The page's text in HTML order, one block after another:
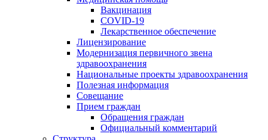
Вакцинация
COVID-19
Лекарственное обеспечение
Лицензирование
Модернизация первичного звена
здравоохранения
Национальные проекты здравоохранения
Полезная информация
Совещание
Прием граждан
Обращения граждан
Официальный комментарий